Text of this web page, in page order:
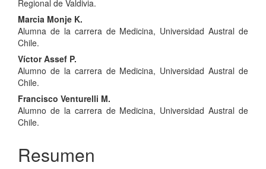
del
artículo
Regional de Valdivia.
Marcia Monje K.
Alumna de la carrera de Medicina, Universidad Austral de
Chile.
Víctor Assef P.
Alumno de la carrera de Medicina, Universidad Austral de
Chile.
Francisco Venturelli M.
Alumno de la carrera de Medicina, Universidad Austral de
Chile.
Resumen